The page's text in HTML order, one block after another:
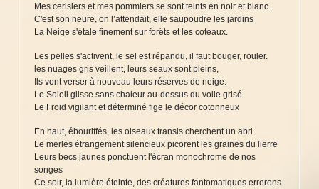
Mes cerisiers et mes pommiers se sont teints en noir et blanc.
C'est son heure, on l’attendait, elle saupoudre les jardins
La Neige s'étale finement sur forêts et les coteaux.
Les pelles s'activent, le sel est répandu, il faut bouger, rouler.
les nuages gris veillent, leurs seaux sont pleins,
Ils vont verser à nouveau leurs réserves de neige.
Le Soleil glisse sans chaleur au-dessus du voile grisé
Le Froid vigilant et déterminé fige le décor cotonneux
En haut, ébouriffés, les oiseaux transis cherchent un abri
Le merles étrangement silencieux picorent les graines du lierre
Leurs becs jaunes ponctuent l'écran monochrome de nos
songes
Ce soir, la lumière éteinte, des créatures fantomatiques errerons